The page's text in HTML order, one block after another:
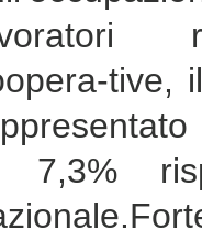
tive,
7,3%